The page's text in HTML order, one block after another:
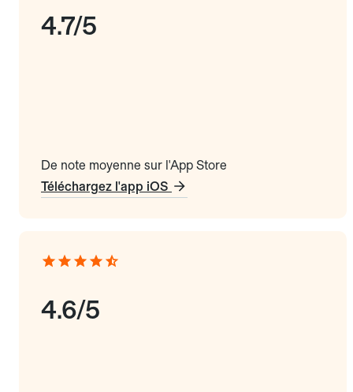
4.7/5
De note moyenne sur l'App Store
Téléchargez l'app iOS
4.6/5